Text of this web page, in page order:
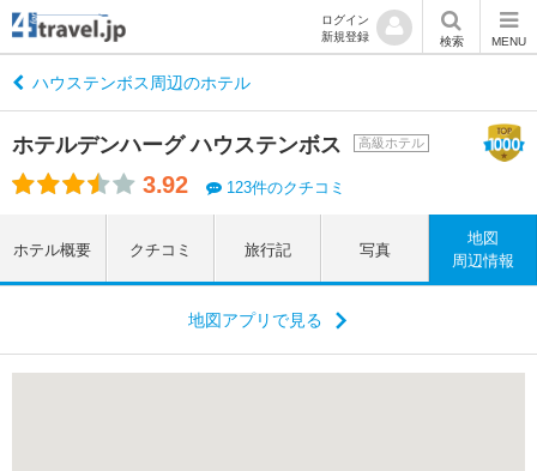
ログイン
新規登録
検索 MENU
ハウステンボス周辺のホテル
ホテルデンハーグ ハウステンボス 高級ホテル
3.92 123件のクチコミ
ホテル概要 クチコミ 旅行記 写真
地図
周辺情報
地図アプリで見る